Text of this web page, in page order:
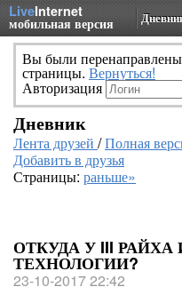
LiveInternet
мобильная версия
Вы были
страницы. Вернуться!
Авторизация
Дневник
Лента друзей /Полная
Добавить в друзья
Страницы: раньше»
ОТКУДА У III
ТЕХНОЛОГИИ?
23-10-2017 22:42